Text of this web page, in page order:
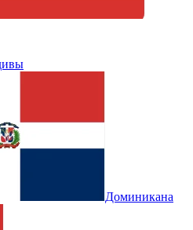
Доминикана